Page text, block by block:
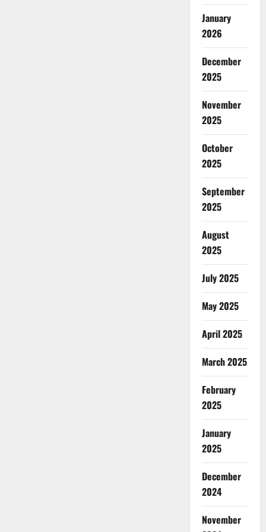
January
2026
December
2025
November
2025
October
2025
September
2025
August
2025
July 2025
May 2025
April 2025
March 2025
February
2025
January
2025
December
2024
November